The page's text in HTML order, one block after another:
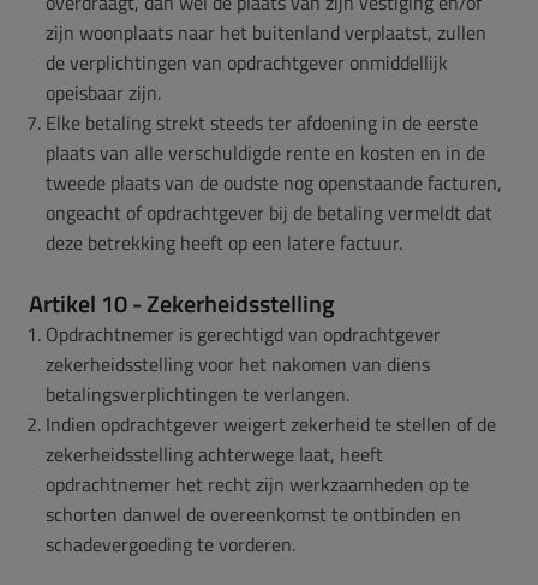
zijn woonplaats naar het buitenland verplaatst, zullen
de verplichtingen van opdrachtgever onmiddellijk
opeisbaar zijn.
Elke betaling strekt steeds ter afdoening in de eerste
plaats van alle verschuldigde rente en kosten en in de
tweede plaats van de oudste nog openstaande facturen,
ongeacht of opdrachtgever bij de betaling vermeldt dat
deze betrekking heeft op een latere factuur.
Artikel 10 - Zekerheidsstelling
Opdrachtnemer is gerechtigd van opdrachtgever
zekerheidsstelling voor het nakomen van diens
betalingsverplichtingen te verlangen.
Indien opdrachtgever weigert zekerheid te stellen of de
zekerheidsstelling achterwege laat, heeft
opdrachtnemer het recht zijn werkzaamheden op te
schorten danwel de overeenkomst te ontbinden en
schadevergoeding te vorderen.